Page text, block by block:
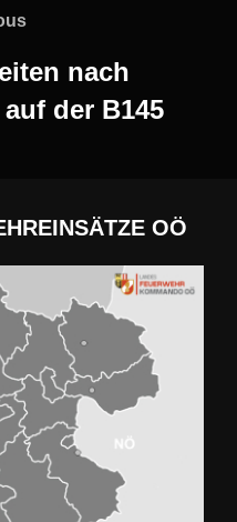
nach
der B145
OÖ